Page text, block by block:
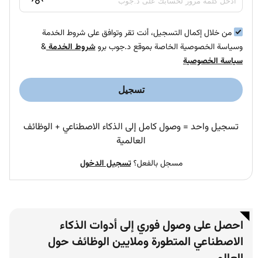
من خلال إكمال التسجيل، أنت تقر وتوافق على شروط الخدمة
وسياسة الخصوصية الخاصة بموقع د.جوب بروشروط الخدمة&
سياسة الخصوصية
تسجيل
تسجيل واحد = وصول كامل إلى الذكاء الاصطناعي + الوظائف
العالمية
مسجل بالفعل؟تسجيل الدخول
احصل على وصول فوري إلى أدوات الذكاء
الاصطناعي المتطورة وملايين الوظائف حول